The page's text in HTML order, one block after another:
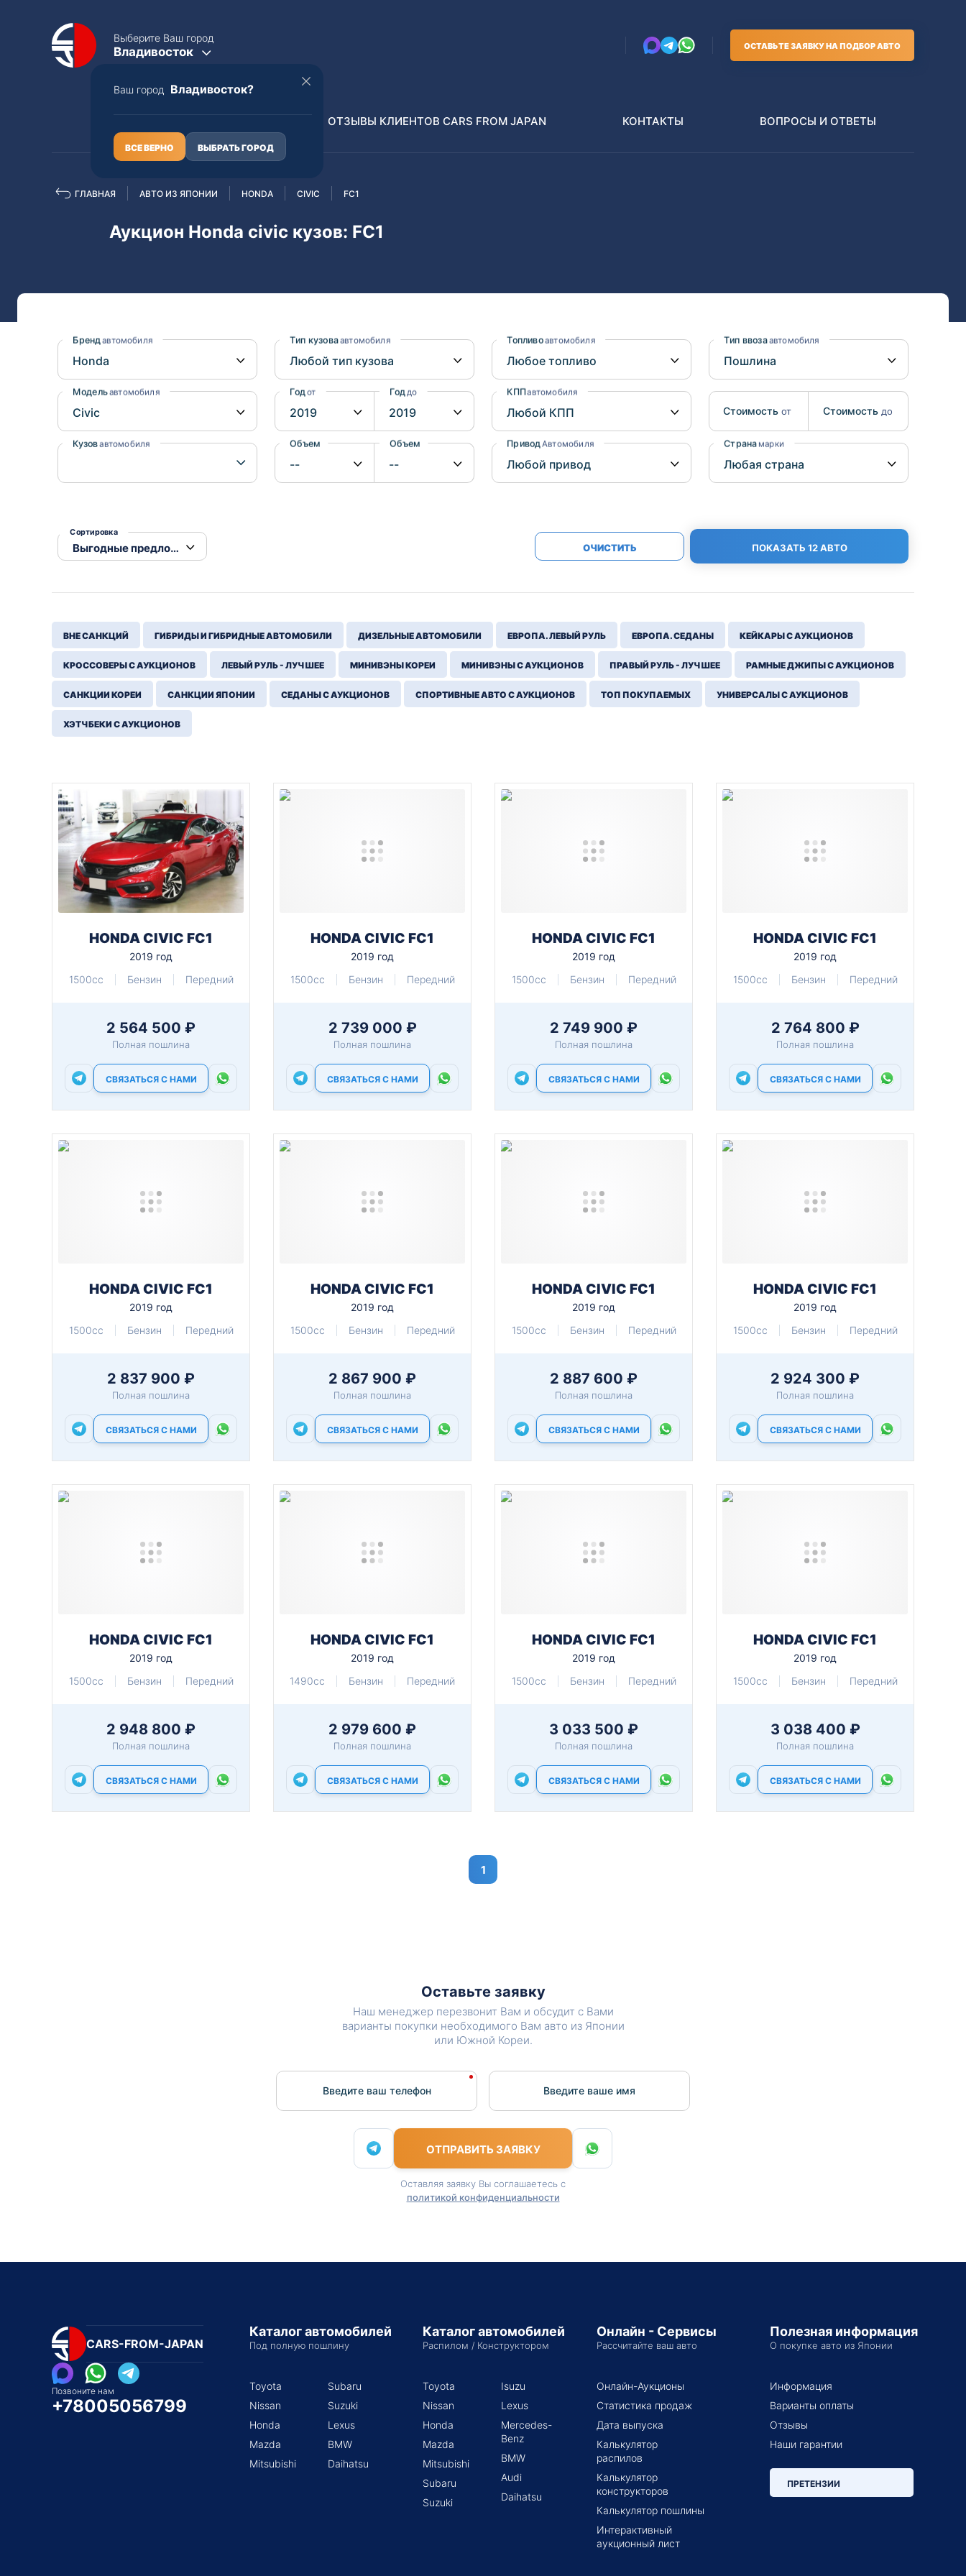
Выберите Ваш город
Владивосток
Ваш город Владивосток?
ВСЕ ВЕРНО ВЫБРАТЬ ГОРОД
ОСТАВЬТЕ ЗАЯВКУ НА ПОДБОР АВТО
Полная пошлина
Nissan
Suzuki
Subaru
Mercedes-Benz
Nissan
Mazda
Mitsubishi
Subaru
Suzuki
Lexus
BMW
Audi
Nissan
Mitsubishi
Isuzu
Hino
ОТЗЫВЫ КЛИЕНТОВ CARS FROM JAPAN КОНТАКТЫ ВОПРОСЫ И ОТВЕТЫ
ГЛАВНАЯ АВТО ИЗ ЯПОНИИ HONDA CIVIC FC1
Аукцион Honda civic кузов: FC1
Бренд автомобиля
Модельавтомобиля
Кузовавтомобиля
Тип кузоваавтомобиля
Год от Год до
Объем от Объем до
Топливоавтомобиля
КППавтомобиля
Привод Автомобиля
Тип ввозаавтомобиля
Стоимость от Стоимость до
Страна марки
Сортировка
ОЧИСТИТЬ ПОКАЗАТЬ 12 АВТО
ВНЕ САНКЦИЙ ГИБРИДЫ И ГИБРИДНЫЕ АВТОМОБИЛИ ДИЗЕЛЬНЫЕ АВТОМОБИЛИ ЕВРОПА. ЛЕВЫЙ РУЛЬ ЕВРОПА. СЕДАНЫ КЕЙКАРЫ С АУКЦИОНОВ
КРОССОВЕРЫ С АУКЦИОНОВ ЛЕВЫЙ РУЛЬ - ЛУЧШЕЕ МИНИВЭНЫ КОРЕИ МИНИВЭНЫ С АУКЦИОНОВ ПРАВЫЙ РУЛЬ - ЛУЧШЕЕ РАМНЫЕ ДЖИПЫ С АУКЦИОНОВ
САНКЦИИ КОРЕИ САНКЦИИ ЯПОНИИ СЕДАНЫ С АУКЦИОНОВ СПОРТИВНЫЕ АВТО С АУКЦИОНОВ ТОП ПОКУПАЕМЫХ УНИВЕРСАЛЫ С АУКЦИОНОВ
ХЭТЧБЕКИ С АУКЦИОНОВ
HONDA CIVIC FC1
2019 год
1500cc
Бензин Передний
2 564 500 ₽
Полная пошлина
СВЯЗАТЬСЯ С НАМИ
HONDA CIVIC FC1
2019 год
1500cc
Бензин Передний
2 739 000 ₽
Полная пошлина
СВЯЗАТЬСЯ С НАМИ
HONDA CIVIC FC1
2019 год
1500cc
Бензин Передний
2 749 900 ₽
Полная пошлина
СВЯЗАТЬСЯ С НАМИ
HONDA CIVIC FC1
2019 год
1500cc
Бензин Передний
2 764 800 ₽
Полная пошлина
СВЯЗАТЬСЯ С НАМИ
HONDA CIVIC FC1
2019 год
1500cc
Бензин Передний
2 837 900 ₽
Полная пошлина
СВЯЗАТЬСЯ С НАМИ
HONDA CIVIC FC1
2019 год
1500cc
Бензин Передний
2 867 900 ₽
Полная пошлина
СВЯЗАТЬСЯ С НАМИ
HONDA CIVIC FC1
2019 год
1500cc
Бензин Передний
2 887 600 ₽
Полная пошлина
СВЯЗАТЬСЯ С НАМИ
HONDA CIVIC FC1
2019 год
1500cc
Бензин Передний
2 924 300 ₽
Полная пошлина
СВЯЗАТЬСЯ С НАМИ
HONDA CIVIC FC1
2019 год
1500cc
Бензин Передний
2 948 800 ₽
Полная пошлина
СВЯЗАТЬСЯ С НАМИ
HONDA CIVIC FC1
2019 год
1490cc
Бензин Передний
2 979 600 ₽
Полная пошлина
СВЯЗАТЬСЯ С НАМИ
HONDA CIVIC FC1
2019 год
1500cc
Бензин Передний
3 033 500 ₽
Полная пошлина
СВЯЗАТЬСЯ С НАМИ
HONDA CIVIC FC1
2019 год
1500cc
Бензин Передний
3 038 400 ₽
Полная пошлина
СВЯЗАТЬСЯ С НАМИ
1
Оставьте заявку
Наш менеджер перезвонит Вам и обсудит с Вами
варианты покупки необходимого Вам авто из Японии
или Южной Кореи.
Введите ваш телефон Введите вашe имя
ОТПРАВИТЬ ЗАЯВКУ
Оставляя заявку Вы соглашаетесь с
политикой конфиденциальности
CARS-FROM-JAPAN
Позвоните нам
+78005056799
Каталог автомобилей
Под полную пошлину
Toyota
Nissan
Honda
Mazda
Mitsubishi
Subaru
Suzuki
Lexus
BMW
Daihatsu
Каталог автомобилей
Распилом / Конструктором
Toyota
Nissan
Honda
Mazda
Mitsubishi
Subaru
Suzuki
Isuzu
Lexus
Mercedes-
Benz
BMW
Audi
Daihatsu
Онлайн - Сервисы
Рассчитайте ваш авто
Онлайн-Аукционы
Статистика продаж
Дата выпуска
Калькулятор
распилов
Калькулятор
конструкторов
Калькулятор пошлины
Интерактивный
аукционный лист
Полезная информация
О покупке авто из Японии
Информация
Варианты оплаты
Отзывы
Наши гарантии
ПРЕТЕНЗИИ